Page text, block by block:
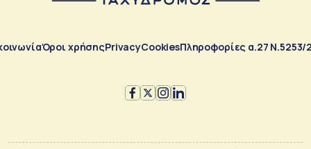
Όροι χρήσηςPrivacyCookiesΠληροφορίες α.27 Ν.5253/